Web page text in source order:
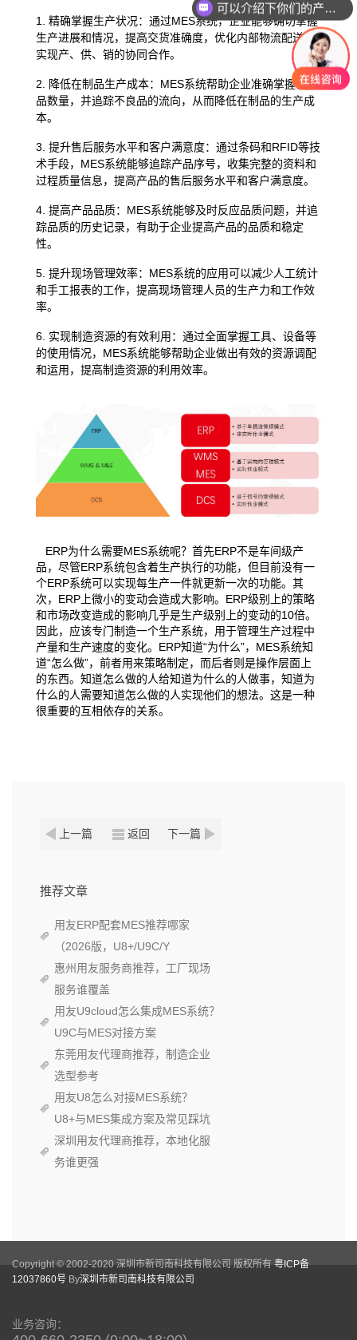
1. 精确掌握生产状况：通过MES系统，企业能够确切掌握
生产进展和情况，提高交货准确度，优化内部物流配送，
实现产、供、销的协同合作。
2. 降低在制品生产成本：MES系统帮助企业准确掌握在制
品数量，并追踪不良品的流向，从而降低在制品的生产成
本。
3. 提升售后服务水平和客户满意度：通过条码和RFID等技
术手段，MES系统能够追踪产品序号，收集完整的资料和
过程质量信息，提高产品的售后服务水平和客户满意度。
4. 提高产品品质：MES系统能够及时反应品质问题，并追
踪品质的历史记录，有助于企业提高产品的品质和稳定
性。
5. 提升现场管理效率：MES系统的应用可以减少人工统计
和手工报表的工作，提高现场管理人员的生产力和工作效
率。
6. 实现制造资源的有效利用：通过全面掌握工具、设备等
的使用情况，MES系统能够帮助企业做出有效的资源调配
和运用，提高制造资源的利用效率。
ERP为什么需要MES系统呢？首先ERP不是车间级产
品，尽管ERP系统包含着生产执行的功能，但目前没有一
个ERP系统可以实现每生产一件就更新一次的功能。其
次，ERP上微小的变动会造成大影响。ERP级别上的策略
和市场改变造成的影响几乎是生产级别上的变动的10倍。
因此，应该专门制造一个生产系统，用于管理生产过程中
产量和生产速度的变化。ERP知道“为什么”，MES系统知
道“怎么做”，前者用来策略制定，而后者则是操作层面上
的东西。知道怎么做的人给知道为什么的人做事，知道为
什么的人需要知道怎么做的人实现他们的想法。这是一种
很重要的互相依存的关系。
上一篇 返回 下一篇
推荐文章
用友ERP配套MES推荐哪家
（2026版，U8+/U9C/Y
惠州用友服务商推荐，工厂现场
服务谁覆盖
用友U9cloud怎么集成MES系统？
U9C与MES对接方案
东莞用友代理商推荐，制造企业
选型参考
用友U8怎么对接MES系统？
U8+与MES集成方案及常见踩坑
深圳用友代理商推荐，本地化服
务谁更强
Copyright © 2002-2020 深圳市新司南科技有限公司 版权所有 粤ICP备
12037860号 By深圳市新司南科技有限公司
业务咨询：
可以介绍下你们的产品么？